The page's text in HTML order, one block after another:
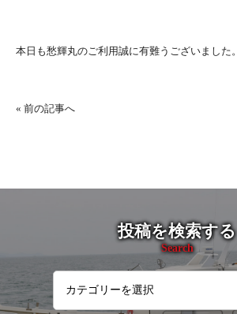
本日も愁輝丸のご利用誠に有難うございました。
« 前の記事へ
投稿を検索する
Search